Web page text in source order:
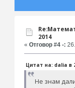
2014
« Отговор #4 -:
Цитат на: dalia в
Не знам